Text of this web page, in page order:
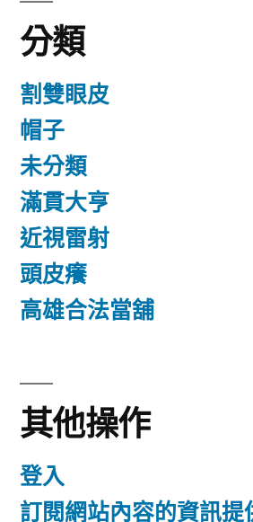
分類
割雙眼皮
帽子
未分類
滿貫大亨
近視雷射
頭皮癢
高雄合法當舖
其他操作
登入
訂閱網站內容的資訊提